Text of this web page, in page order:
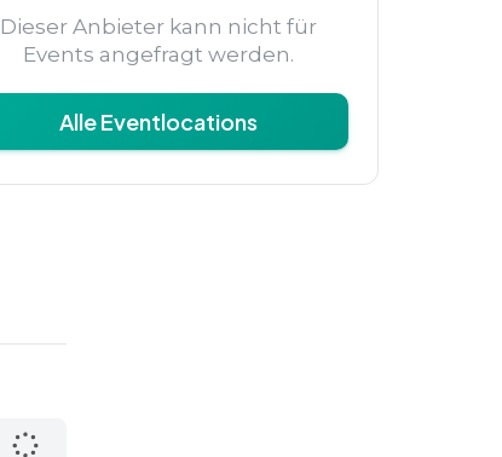
Dieser Anbieter kann nicht für
Events angefragt werden.
Alle Eventlocations